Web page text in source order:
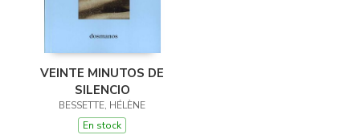
VEINTE MINUTOS DE
SILENCIO
BESSETTE, HÉLÈNE
En stock